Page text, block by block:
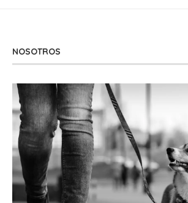
NOSOTROS